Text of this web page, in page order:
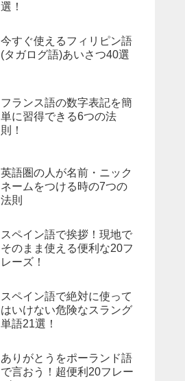
選！
今すぐ使えるフィリピン語
(タガログ語)あいさつ40選
フランス語の数字表記を簡
単に習得できる6つの法
則！
英語圏の人が名前・ニック
ネームをつける時の7つの
法則
スペイン語で挨拶！現地で
そのまま使える便利な20フ
レーズ！
スペイン語で絶対に使って
はいけない危険なスラング
単語21選！
ありがとうをポーランド語
で言おう！超便利20フレー